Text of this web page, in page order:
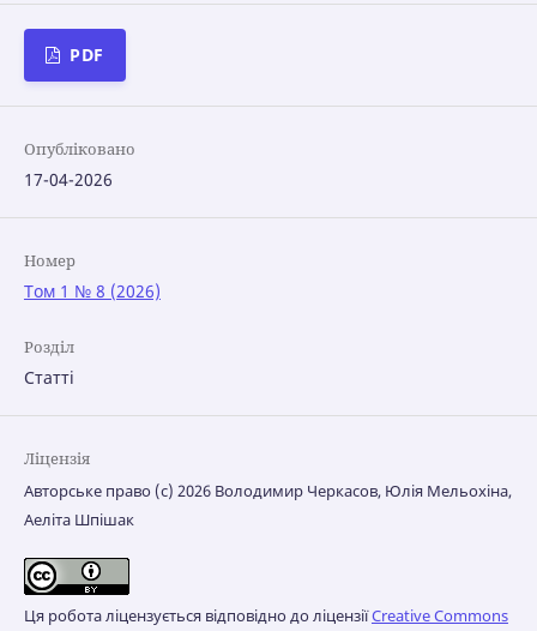
PDF
Опубліковано
17-04-2026
Номер
Том 1 № 8 (2026)
Розділ
Статті
Ліцензія
Авторське право (c) 2026 Володимир Черкасов, Юлія Мельохіна,
Аеліта Шпішак
Ця робота ліцензується відповідно до ліцензіїCreative Commons